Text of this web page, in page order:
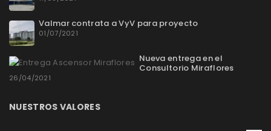
Valmar contrata a VyV para proyecto
01/07/2021
Nueva entrega en el
Consultorio Miraflores
26/04/2021
NUESTROS VALORES